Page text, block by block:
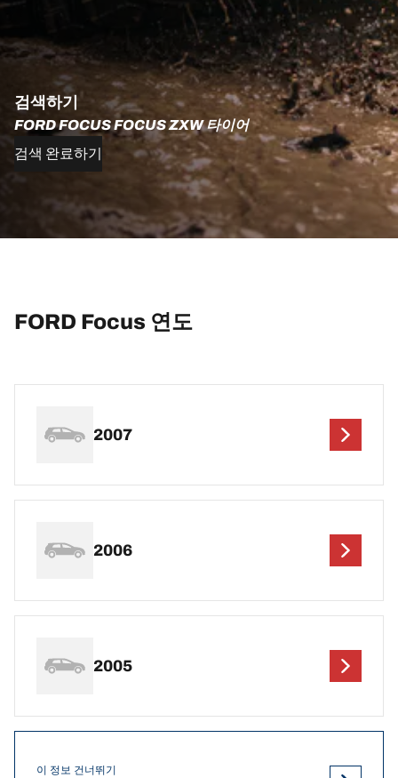
검색하기
FORD FOCUS FOCUS ZXW 타이어
검색 완료하기
FORD Focus 연도
2007
2006
2005
이 정보 건너뛰기